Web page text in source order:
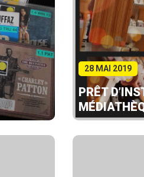
28 MAI 2019
PRÊT